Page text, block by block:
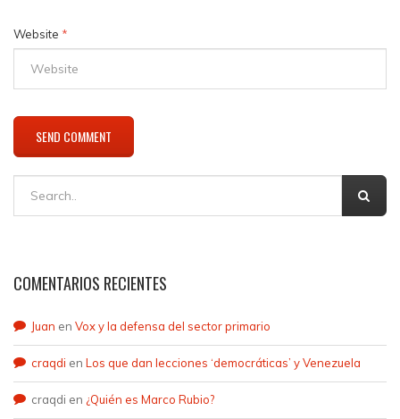
Website *
COMENTARIOS RECIENTES
Juan en Vox y la defensa del sector primario
craqdi en Los que dan lecciones ‘democráticas’ y Venezuela
craqdi en ¿Quién es Marco Rubio?